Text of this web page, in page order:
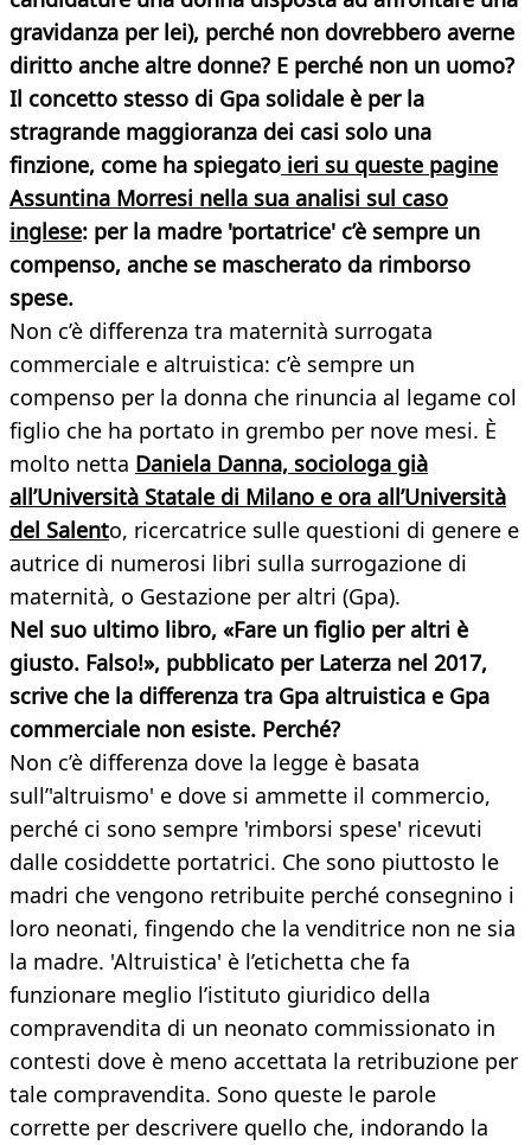
gravidanza per lei), perché non dovrebbero averne
diritto anche altre donne? E perché non un uomo?
Il concetto stesso di Gpa solidale è per la
stragrande maggioranza dei casi solo una
finzione, come ha spiegato ieri su queste pagine
Assuntina Morresi nella sua analisi sul caso
inglese: per la madre 'portatrice' c’è sempre un
compenso, anche se mascherato da rimborso
spese.
Non c’è differenza tra maternità surrogata
commerciale e altruistica: c’è sempre un
compenso per la donna che rinuncia al legame col
figlio che ha portato in grembo per nove mesi. È
molto netta Daniela Danna, sociologa già
all’Università Statale di Milano e ora all’Università
del Salento, ricercatrice sulle questioni di genere e
autrice di numerosi libri sulla surrogazione di
maternità, o Gestazione per altri (Gpa).
Nel suo ultimo libro, «Fare un figlio per altri è
giusto. Falso!», pubblicato per Laterza nel 2017,
scrive che la differenza tra Gpa altruistica e Gpa
commerciale non esiste. Perché?
Non c’è differenza dove la legge è basata
sull’'altruismo' e dove si ammette il commercio,
perché ci sono sempre 'rimborsi spese' ricevuti
dalle cosiddette portatrici. Che sono piuttosto le
madri che vengono retribuite perché consegnino i
loro neonati, fingendo che la venditrice non ne sia
la madre. 'Altruistica' è l’etichetta che fa
funzionare meglio l’istituto giuridico della
compravendita di un neonato commissionato in
contesti dove è meno accettata la retribuzione per
tale compravendita. Sono queste le parole
corrette per descrivere quello che, indorando la